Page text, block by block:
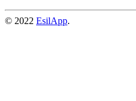
© 2022 EsilApp.